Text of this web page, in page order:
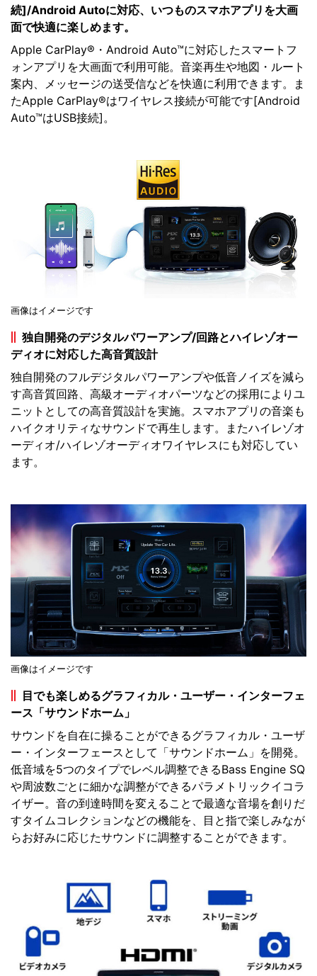
続]/Android Autoに対応、いつものスマホアプリを大画
面で快適に楽しめます。
Apple CarPlay®・Android Auto™に対応したスマートフ
ォンアプリを大画面で利用可能。音楽再生や地図・ルート
案内、メッセージの送受信などを快適に利用できます。ま
たApple CarPlay®はワイヤレス接続が可能です[Android
Auto™はUSB接続]。
画像はイメージです
独自開発のデジタルパワーアンプ/回路とハイレゾオー
ディオに対応した高音質設計
独自開発のフルデジタルパワーアンプや低音ノイズを減ら
す高音質回路、高級オーディオパーツなどの採用によりユ
ニットとしての高音質設計を実施。スマホアプリの音楽も
ハイクオリティなサウンドで再生します。またハイレゾオ
ーディオ/ハイレゾオーディオワイヤレスにも対応してい
ます。
画像はイメージです
目でも楽しめるグラフィカル・ユーザー・インターフェ
ース「サウンドホーム」
サウンドを自在に操ることができるグラフィカル・ユーザ
ー・インターフェースとして「サウンドホーム」を開発。
低音域を5つのタイプでレベル調整できるBass Engine SQ
や周波数ごとに細かな調整ができるパラメトリックイコラ
イザー。音の到達時間を変えることで最適な音場を創りだ
すタイムコレクションなどの機能を、目と指で楽しみなが
らお好みに応じたサウンドに調整することができます。